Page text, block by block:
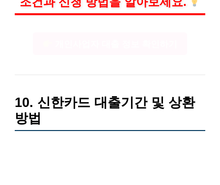
10. 신한카드 대출기간 및 상환
방법